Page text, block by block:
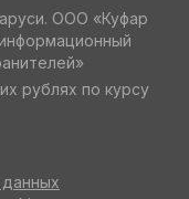
ООО «Куфар
рублях по курсу